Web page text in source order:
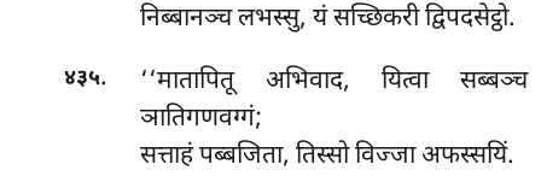
निब्बानञ्च लभस्सु, यं सच्छिकरी द्विपदसेट्ठो.
४३५.
‘‘मातापितू अभिवाद, यित्वा सब्बञ्च
ञातिगणवग्गं;
सत्ताहं पब्बजिता, तिस्सो विज्जा अफस्सयिं.